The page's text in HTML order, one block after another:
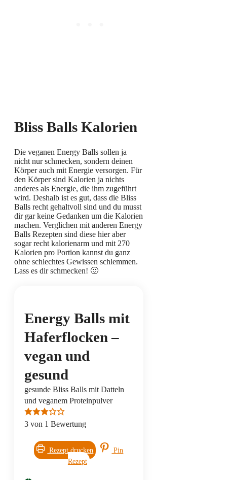
Bliss Balls Kalorien
Die veganen Energy Balls sollen ja
nicht nur schmecken, sondern deinen
Körper auch mit Energie versorgen. Für
den Körper sind Kalorien ja nichts
anderes als Energie, die ihm zugeführt
wird. Deshalb ist es gut, dass die Bliss
Balls recht gehaltvoll sind und du musst
dir gar keine Gedanken um die Kalorien
machen. Verglichen mit anderen Energy
Balls Rezepten sind diese hier aber
sogar recht kalorienarm und mit 270
Kalorien pro Portion kannst du ganz
ohne schlechtes Gewissen schlemmen.
Lass es dir schmecken! 🙂
Energy Balls mit
Haferflocken –
vegan und
gesund
gesunde Bliss Balls mit Datteln
und veganem Proteinpulver
3 von 1 Bewertung
Rezept drucken
Pin
Rezept